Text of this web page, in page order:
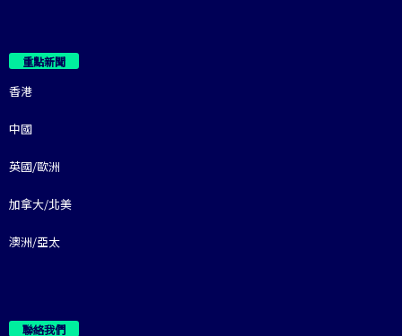
重點新聞
香港
中國
英國/歐洲
加拿大/北美
澳洲/亞太
聯絡我們